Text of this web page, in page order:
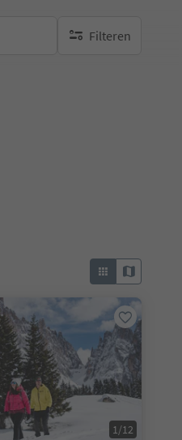
Filteren
geen actieve filters
1/12